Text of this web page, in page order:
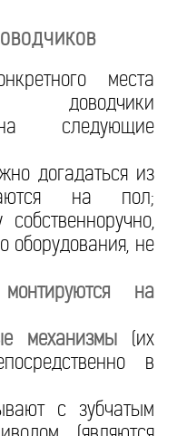
места
следующие
догадаться из
на пол;
оборудования, не
на
механизмы (их
в
с зубчатым